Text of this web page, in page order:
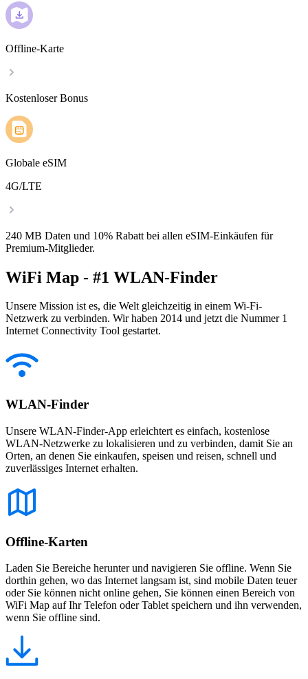
Offline-Karte
Kostenloser Bonus
Globale eSIM
4G/LTE
240 MB Daten und 10% Rabatt bei allen eSIM-Einkäufen für
Premium-Mitglieder.
WiFi Map - #1 WLAN-Finder
Unsere Mission ist es, die Welt gleichzeitig in einem Wi-Fi-
Netzwerk zu verbinden. Wir haben 2014 und jetzt die Nummer 1
Internet Connectivity Tool gestartet.
WLAN-Finder
Unsere WLAN-Finder-App erleichtert es einfach, kostenlose
WLAN-Netzwerke zu lokalisieren und zu verbinden, damit Sie an
Orten, an denen Sie einkaufen, speisen und reisen, schnell und
zuverlässiges Internet erhalten.
Offline-Karten
Laden Sie Bereiche herunter und navigieren Sie offline. Wenn Sie
dorthin gehen, wo das Internet langsam ist, sind mobile Daten teuer
oder Sie können nicht online gehen, Sie können einen Bereich von
WiFi Map auf Ihr Telefon oder Tablet speichern und ihn verwenden,
wenn Sie offline sind.